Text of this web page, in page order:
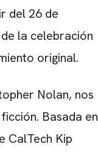
del 26 de
la celebración
original.
Nolan, nos
Basada en
CalTech Kip